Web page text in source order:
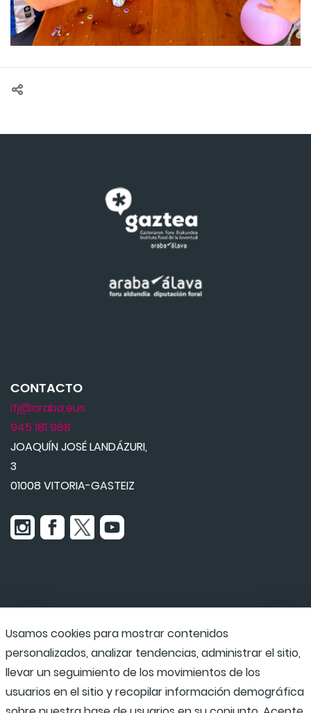
Udaraba
Programas escolares
CONTACTO
ifj@araba.eus
945 181 988
JOAQUÍN JOSÉ LANDÁZURI,
3
01008 VITORIA-GASTEIZ
Usamos cookies para mostrar contenidos
personalizados, analizar tendencias, administrar el sitio,
llevar un seguimiento de los movimientos de los
usuarios en el sitio y recopilar información demográfica